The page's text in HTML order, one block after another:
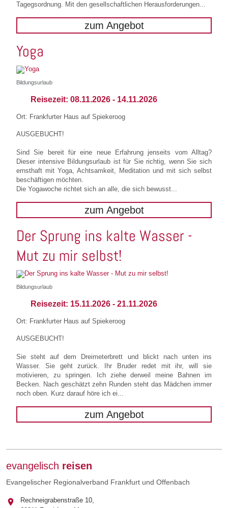
Tagegsordnung. Mit den gesellschaftlichen Herausforderungen...
zum Angebot
Yoga
Bildungsurlaub
Reisezeit: 08.11.2026 - 14.11.2026
Ort: Frankfurter Haus auf Spiekeroog
AUSGEBUCHT!
Sind Sie bereit für eine neue Erfahrung jenseits vom Alltag?
Dieser intensive Bildungsurlaub ist für Sie richtig, wenn Sie sich
ernsthaft mit Yoga, Achtsamkeit, Meditation und mit sich selbst
beschäftigen möchten.
Die Yogawoche richtet sich an alle, die sich bewusst...
zum Angebot
Der Sprung ins kalte Wasser -
Mut zu mir selbst!
Bildungsurlaub
Reisezeit: 15.11.2026 - 21.11.2026
Ort: Frankfurter Haus auf Spiekeroog
AUSGEBUCHT!
Sie steht auf dem Dreimeterbrett und blickt nach unten ins
Wasser. Sie geht zurück. Ihr Bruder redet mit ihr, will sie
motivieren, zu springen. Ich ziehe derweil meine Bahnen im
Becken. Nach geschätzt zehn Runden steht das Mädchen immer
noch oben. Kurz darauf höre ich ei...
zum Angebot
evangelisch reisen
Evangelischer Regionalverband Frankfurt und Offenbach
Rechneigrabenstraße 10,